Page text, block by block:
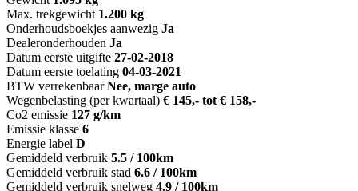
Max. trekgewicht 1.200 kg
Onderhoudsboekjes aanwezig Ja
Dealeronderhouden Ja
Datum eerste uitgifte 27-02-2018
Datum eerste toelating 04-03-2021
BTW verrekenbaar Nee, marge auto
Wegenbelasting (per kwartaal) € 145,- tot € 158,-
Co2 emissie 127 g/km
Emissie klasse 6
Energie label D
Gemiddeld verbruik 5.5 / 100km
Gemiddeld verbruik stad 6.6 / 100km
Gemiddeld verbruik snelweg 4.9 / 100km